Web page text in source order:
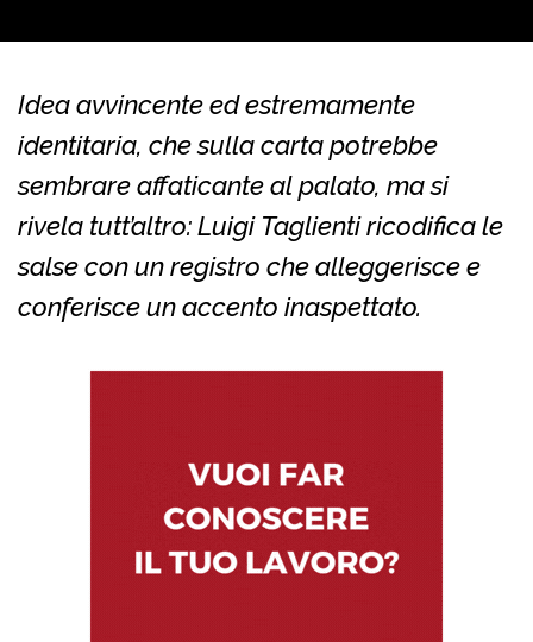
Idea avvincente ed estremamente
identitaria, che sulla carta potrebbe
sembrare affaticante al palato, ma si
rivela tutt’altro: Luigi Taglienti ricodifica le
salse con un registro che alleggerisce e
conferisce un accento inaspettato.